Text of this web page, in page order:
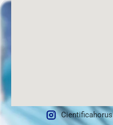
Cientificahorus